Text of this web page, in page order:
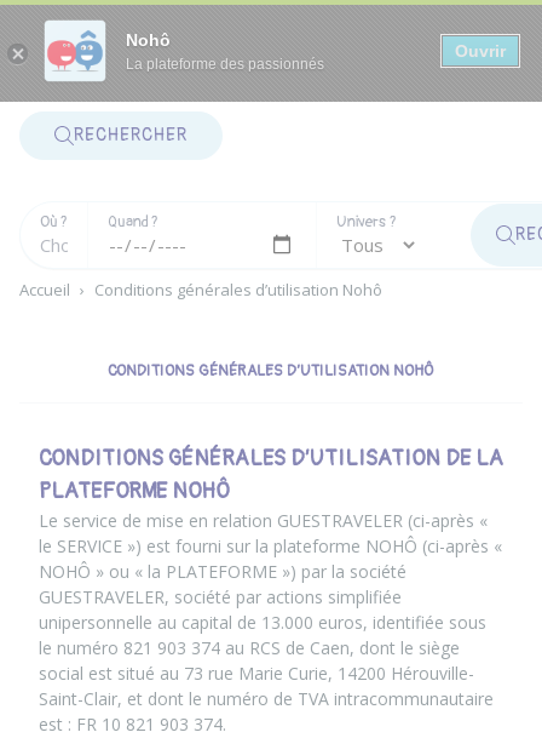
Nohô
La plateforme des passionnés
Ouvrir
RECHERCHER
Où ? Quand ? Univers ?
Accueil › Conditions générales d’utilisation Nohô
CONDITIONS GÉNÉRALES D’UTILISATION NOHÔ
CONDITIONS GÉNÉRALES D’UTILISATION DE LA
PLATEFORME NOHÔ
Le service de mise en relation GUESTRAVELER (ci-après «
le SERVICE ») est fourni sur la plateforme NOHÔ (ci-après «
NOHÔ » ou « la PLATEFORME ») par la société
GUESTRAVELER, société par actions simplifiée
unipersonnelle au capital de 13.000 euros, identifiée sous
le numéro 821 903 374 au RCS de Caen, dont le siège
social est situé au 73 rue Marie Curie, 14200 Hérouville-
Saint-Clair, et dont le numéro de TVA intracommunautaire
est : FR 10 821 903 374.
Panneau de gestion des cookies